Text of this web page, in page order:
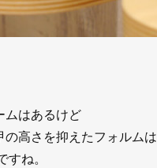
ムはあるけど
高さを抑えたフォルムは
ね。